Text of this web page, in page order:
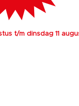
t/m dinsdag 11